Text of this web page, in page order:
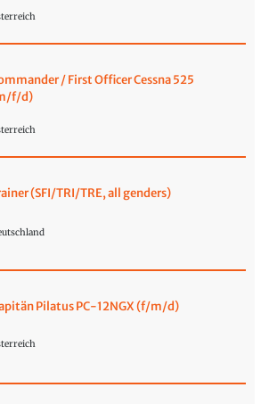
/ First Officer Cessna 525
f/d)
(SFI/TRI/TRE, all genders)
Pilatus PC-12NGX (f/m/d)